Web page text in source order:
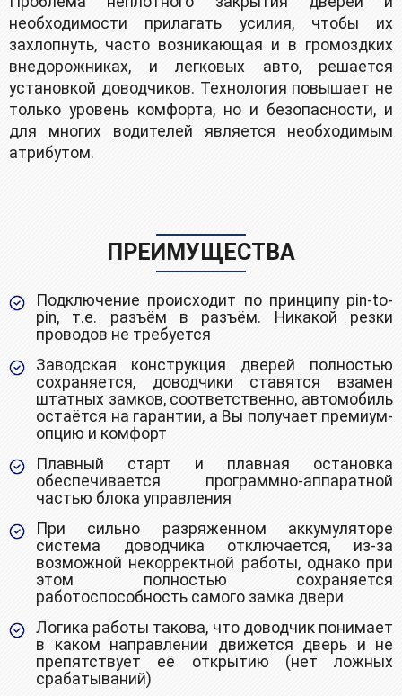
необходимости прилагать усилия, чтобы их
захлопнуть, часто возникающая и в громоздких
внедорожниках, и легковых авто, решается
установкой доводчиков. Технология повышает не
только уровень комфорта, но и безопасности, и
для многих водителей является необходимым
атрибутом.
ПРЕИМУЩЕСТВА
Подключение происходит по принципу pin-to-
pin, т.е. разъём в разъём. Никакой резки
проводов не требуется
Заводская конструкция дверей полностью
сохраняется, доводчики ставятся взамен
штатных замков, соответственно, автомобиль
остаётся на гарантии, а Вы получает премиум-
опцию и комфорт
Плавный старт и плавная остановка
обеспечивается программно-аппаратной
частью блока управления
При сильно разряженном аккумуляторе
система доводчика отключается, из-за
возможной некорректной работы, однако при
этом полностью сохраняется
работоспособность самого замка двери
Логика работы такова, что доводчик понимает
в каком направлении движется дверь и не
препятствует её открытию (нет ложных
срабатываний)